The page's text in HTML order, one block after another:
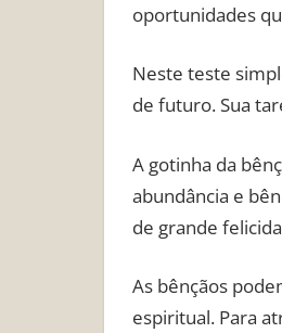
oportunidades
Neste teste
de futuro. Sua
A gotinha da
abundância e
de grande
As bênçãos
espiritual. Para